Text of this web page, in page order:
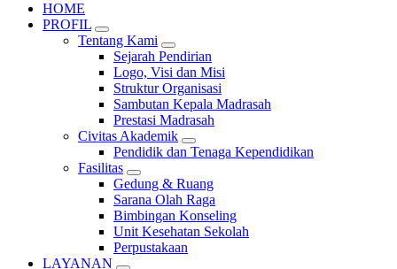
HOME
PROFIL
Tentang Kami
Sejarah Pendirian
Logo, Visi dan Misi
Struktur Organisasi
Sambutan Kepala Madrasah
Prestasi Madrasah
Civitas Akademik
Pendidik dan Tenaga Kependidikan
Fasilitas
Gedung & Ruang
Sarana Olah Raga
Bimbingan Konseling
Unit Kesehatan Sekolah
Perpustakaan
LAYANAN